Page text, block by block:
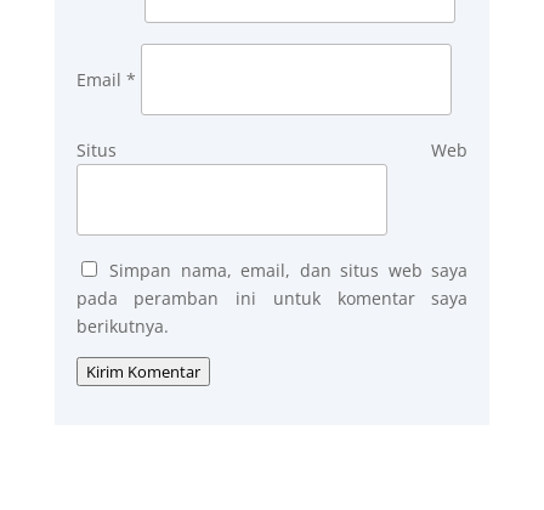
Email *
Situs Web
Simpan nama, email, dan situs web saya
pada peramban ini untuk komentar saya
berikutnya.
Kirim Komentar